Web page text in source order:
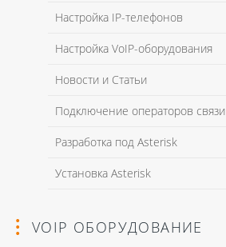
Настройка IP-телефонов
Настройка VoIP-оборудования
Новости и Статьи
Подключение операторов связи
Разработка под Asterisk
Установка Asterisk
VOIP ОБОРУДОВАНИЕ